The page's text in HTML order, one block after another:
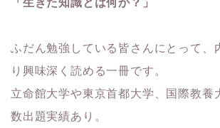
ふだん勉強している皆さんにとって、
り興味深く読める一冊です。
立命館大学や東京首都大学、国際教養
数出題実績あり。